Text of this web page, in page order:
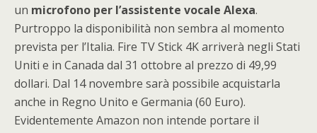
un microfono per l’assistente vocale Alexa.
Purtroppo la disponibilità non sembra al momento
prevista per l’Italia. Fire TV Stick 4K arriverà negli Stati
Uniti e in Canada dal 31 ottobre al prezzo di 49,99
dollari. Dal 14 novembre sarà possibile acquistarla
anche in Regno Unito e Germania (60 Euro).
Evidentemente Amazon non intende portare il